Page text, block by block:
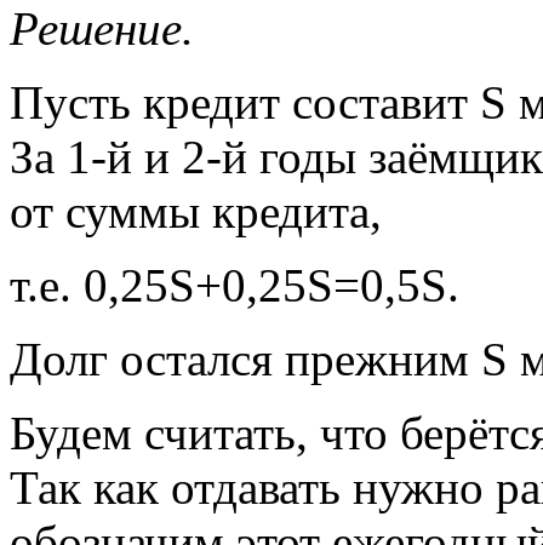
Решение.
Пусть кредит составит S
За 1-й и 2-й годы
от суммы кредита,
т.е. 0,25S+0,25S=0,5S.
Долг остался прежним S
Будем считать, что
Так как отдавать нужно